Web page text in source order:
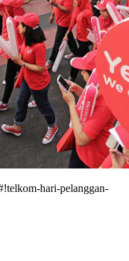
hari-pelanggan-